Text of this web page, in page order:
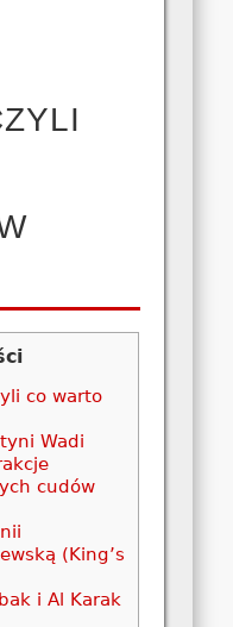
co warto
Wadi
cudów
(King’s
i Al Karak